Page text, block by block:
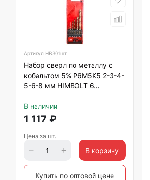
Артикул HB301шт
Набор сверл по металлу с
кобальтом 5% P6M5K5 2-3-4-
5-6-8 мм HIMBOLT 6
В наличии
1 117 ₽
Цена за шт.
В корзину
Купить по оптовой цене